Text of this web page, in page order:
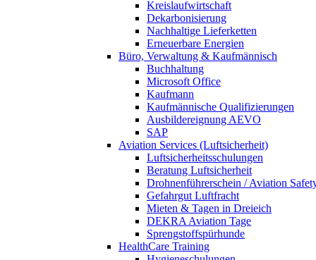
Kreislaufwirtschaft
Dekarbonisierung
Nachhaltige Lieferketten
Erneuerbare Energien
Büro, Verwaltung & Kaufmännisch
Buchhaltung
Microsoft Office
Kaufmann
Kaufmännische Qualifizierungen
Ausbildereignung AEVO
SAP
Aviation Services (Luftsicherheit)
Luftsicherheitsschulungen
Beratung Luftsicherheit
Drohnenführerschein / Aviation
Gefahrgut Luftfracht
Mieten & Tagen in Dreieich
DEKRA Aviation Tage
Sprengstoffspürhunde
HealthCare Training